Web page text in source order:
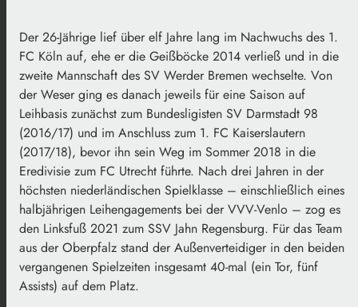
Der 26-Jährige lief über elf Jahre lang im Nachwuchs des 1.
FC Köln auf, ehe er die Geißböcke 2014 verließ und in die
zweite Mannschaft des SV Werder Bremen wechselte. Von
der Weser ging es danach jeweils für eine Saison auf
Leihbasis zunächst zum Bundesligisten SV Darmstadt 98
(2016/17) und im Anschluss zum 1. FC Kaiserslautern
(2017/18), bevor ihn sein Weg im Sommer 2018 in die
Eredivisie zum FC Utrecht führte. Nach drei Jahren in der
höchsten niederländischen Spielklasse – einschließlich eines
halbjährigen Leihengagements bei der VVV-Venlo – zog es
den Linksfuß 2021 zum SSV Jahn Regensburg. Für das Team
aus der Oberpfalz stand der Außenverteidiger in den beiden
vergangenen Spielzeiten insgesamt 40-mal (ein Tor, fünf
Assists) auf dem Platz.